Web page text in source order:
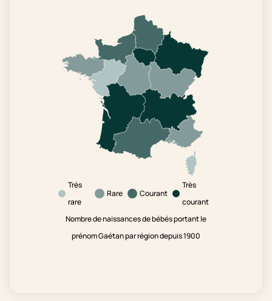
Très
rare
Rare Courant
Très
courant
Nombre de naissances de bébés portant le
prénom Gaétan par région depuis 1900